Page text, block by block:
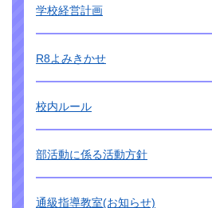
学校経営計画
R8よみきかせ
校内ルール
部活動に係る活動方針
通級指導教室(お知らせ)